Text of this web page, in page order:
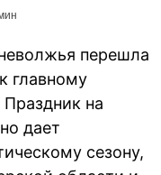
перешла
главному
на
дает
сезону,